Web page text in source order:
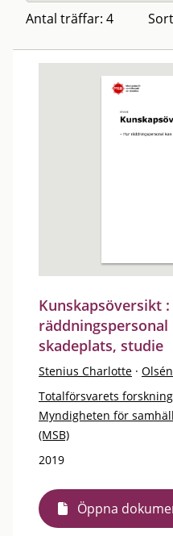
Antal träffar: 4
Kunskapsöversikt
räddningspersonal
skadeplats, studie
Stenius Charlotte ·
Totalförsvarets
Myndigheten för
(MSB)
2019
Öppna